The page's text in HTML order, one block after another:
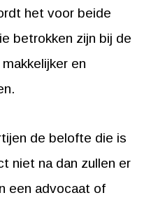
het voor beide
betrokken zijn bij de
en
de belofte die is
niet na dan zullen er
een advocaat of